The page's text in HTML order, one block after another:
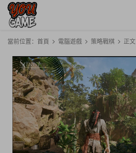
當前位置： 首頁 電腦遊戲 策略戰棋 正文